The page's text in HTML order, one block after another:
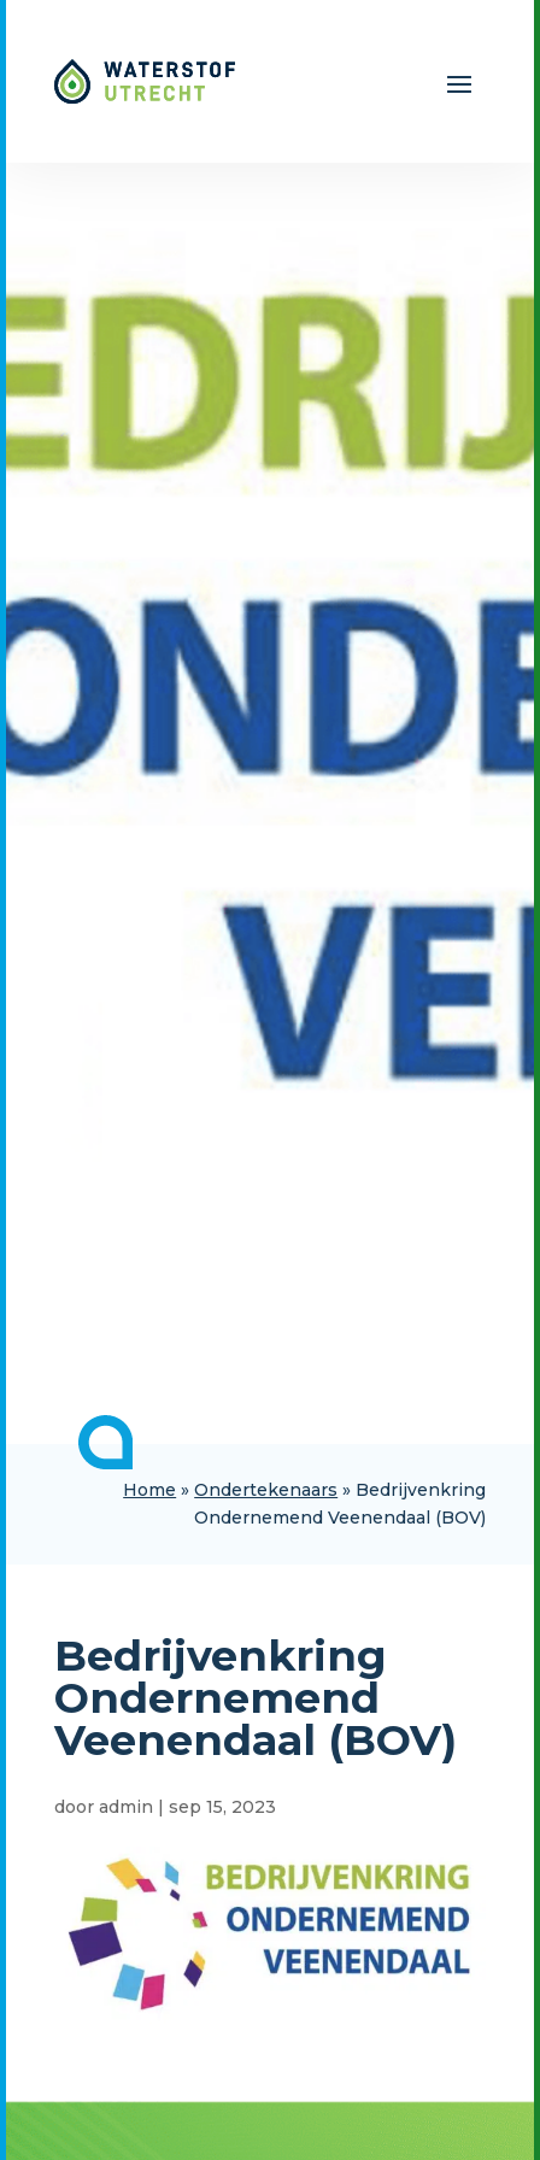
Home »Ondertekenaars » Bedrijvenkring
Ondernemend Veenendaal (BOV)
Bedrijvenkring
Ondernemend
Veenendaal (BOV)
door admin | sep 15, 2023